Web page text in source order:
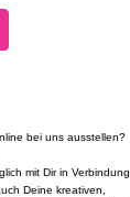
bei uns ausstellen?
mit Dir in Verbindung
Deine kreativen,